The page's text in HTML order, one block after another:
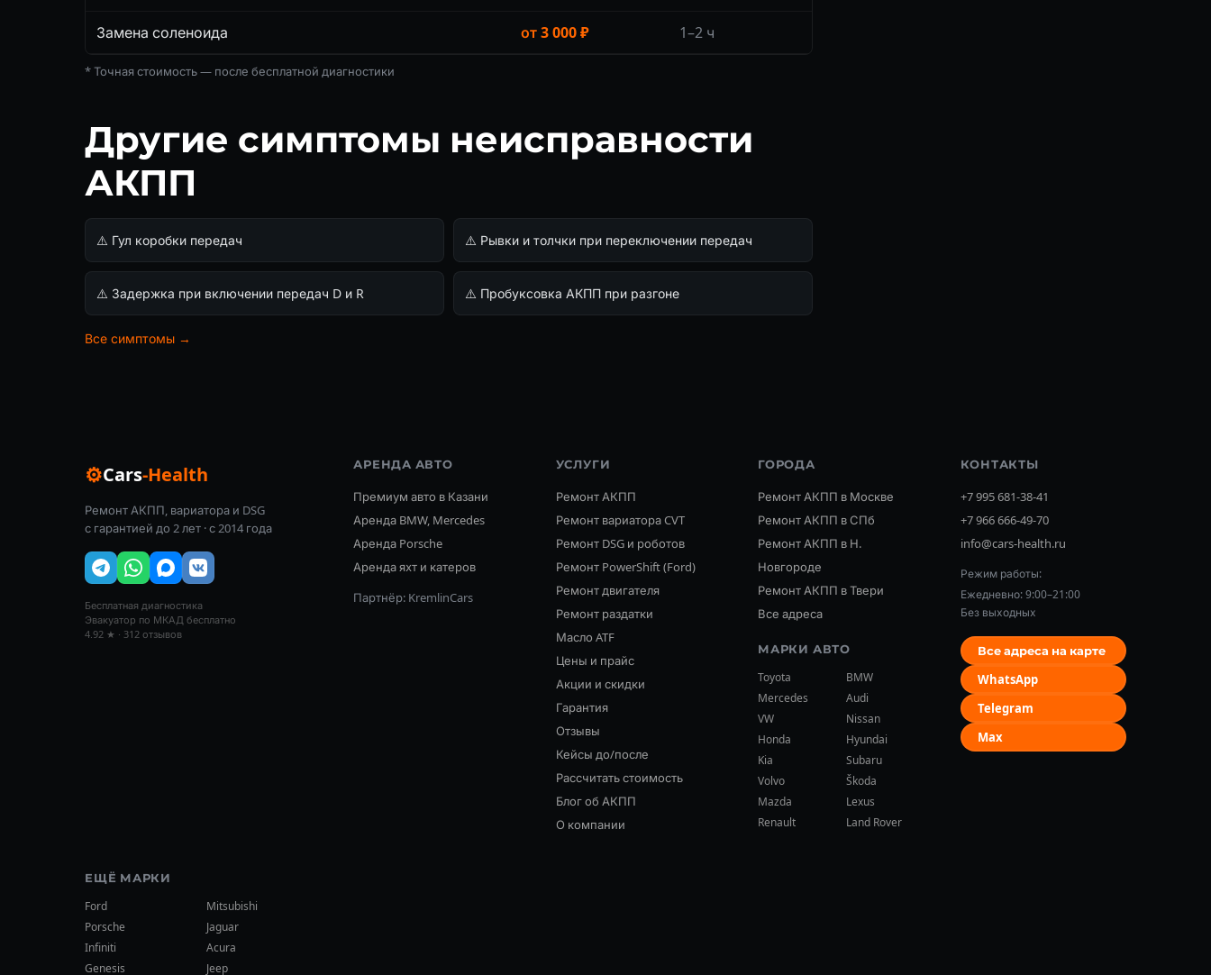
Замена соленоида от 3 000 ₽ 1–2 ч
* Точная стоимость — после бесплатной диагностики
Другие симптомы неисправности
АКПП
⚠️ Гул коробки передач ⚠️ Рывки и толчки при переключении передач
⚠️ Задержка при включении передач D и R ⚠️ Пробуксовка АКПП при разгоне
Все симптомы →
⚙Cars-Health
Ремонт АКПП, вариатора и DSG
с гарантией до 2 лет · с 2014 года
Бесплатная диагностика
Эвакуатор по МКАД бесплатно
4.92 ★ · 312 отзывов
АРЕНДА АВТО
Премиум авто в Казани
Аренда BMW, Mercedes
Аренда Porsche
Аренда яхт и катеров
Партнёр: KremlinCars
УСЛУГИ
Ремонт АКПП
Ремонт вариатора CVT
Ремонт DSG и роботов
Ремонт PowerShift (Ford)
Ремонт двигателя
Ремонт раздатки
Масло ATF
Цены и прайс
Акции и скидки
Гарантия
Отзывы
Кейсы до/после
Рассчитать стоимость
Блог об АКПП
О компании
ГОРОДА
Ремонт АКПП в Москве
Ремонт АКПП в СПб
Ремонт АКПП в Н.
Новгороде
Ремонт АКПП в Твери
Все адреса
МАРКИ АВТО
Toyota
BMW
Mercedes
Audi
VW
Nissan
Honda
Hyundai
Kia
Subaru
Volvo
Škoda
Mazda
Lexus
Renault
Land Rover
КОНТАКТЫ
+7 995 681-38-41
+7 966 666-49-70
info@cars-health.ru
Режим работы:
Ежедневно: 9:00–21:00
Без выходных
Все адреса на карте
WhatsApp
Telegram
Max
ЕЩЁ МАРКИ
Ford
Mitsubishi
Porsche
Jaguar
Infiniti
Acura
Genesis
Jeep